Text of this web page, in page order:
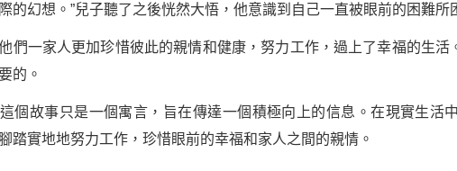
的幻想。”兒子聽了之後恍然大悟，他意識到自己一直被眼前的困難所
們一家人更加珍惜彼此的親情和健康，努力工作，過上了幸福的生
的。
個故事只是一個寓言，旨在傳達一個積極向上的信息。在現實生活
踏實地地努力工作，珍惜眼前的幸福和家人之間的親情。